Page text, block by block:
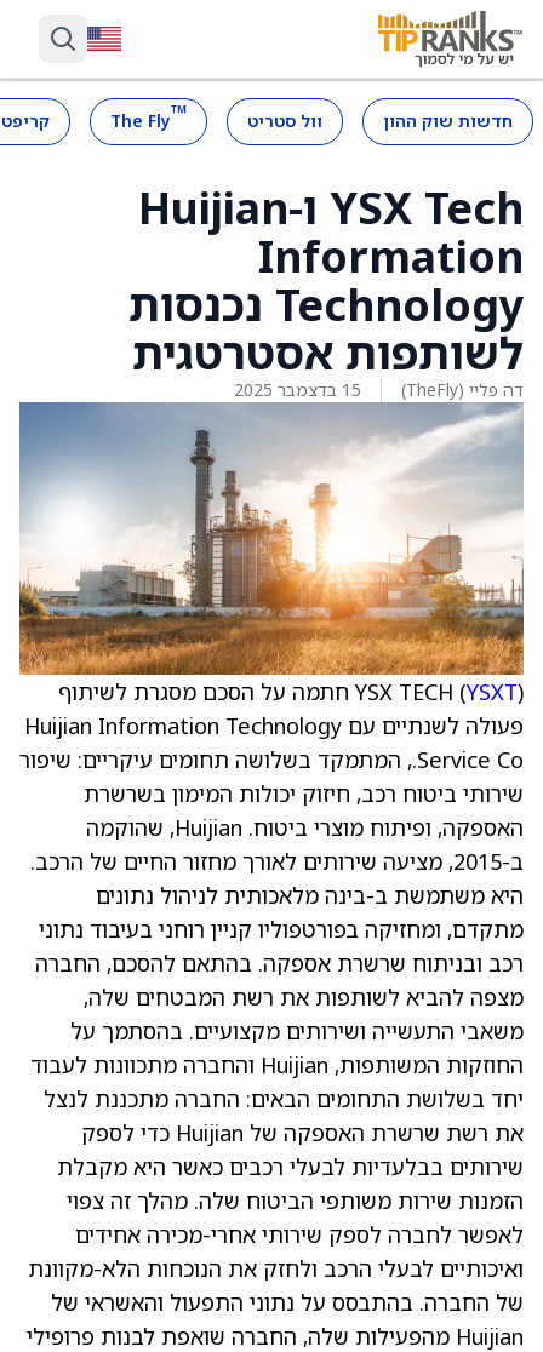
חדשות שוק ההון וול סטריט ™
The Fly
YSX Tech ו-Huijian
Information
Technology נכנסות
לשותפות אסטרטגית
דה פליי (TheFly) 15 בדצמבר 2025
YSX TECH (YSXT
) חתמה על הסכם מסגרת לשיתוף
פעולה לשנתיים עם Huijian Information Technology
Service Co., המתמקד בשלושה תחומים עיקריים: שיפור
שירותי ביטוח רכב, חיזוק יכולות המימון בשרשרת
האספקה, ופיתוח מוצרי ביטוח. Huijian, שהוקמה
ב-2015, מציעה שירותים לאורך מחזור החיים של הרכב.
היא משתמשת ב-בינה מלאכותית לניהול נתונים
מתקדם, ומחזיקה בפורטפוליו קניין רוחני בעיבוד נתוני
רכב ובניתוח שרשרת אספקה. בהתאם להסכם, החברה
מצפה להביא לשותפות את רשת המבטחים שלה,
משאבי התעשייה ושירותים מקצועיים. בהסתמך על
החוזקות המשותפות, Huijian והחברה מתכוונות לעבוד
יחד בשלושת התחומים הבאים: החברה מתכננת לנצל
את רשת שרשרת האספקה של Huijian כדי לספק
שירותים בבלעדיות לבעלי רכבים כאשר היא מקבלת
הזמנות שירות משותפי הביטוח שלה. מהלך זה צפוי
לאפשר לחברה לספק שירותי אחרי-מכירה אחידים
ואיכותיים לבעלי הרכב ולחזק את הנוכחות הלא-מקוונת
של החברה. בהתבסס על נתוני התפעול והאשראי של
Huijian מהפעילות שלה, החברה שואפת לבנות פרופילי